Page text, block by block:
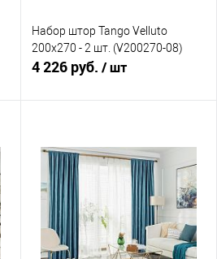
Набор штор Tango Velluto
200x270 - 2 шт. (V200270-08)
4 226 руб. / шт
Купить в 1 клик
Сравнение
В избранное
В наличии